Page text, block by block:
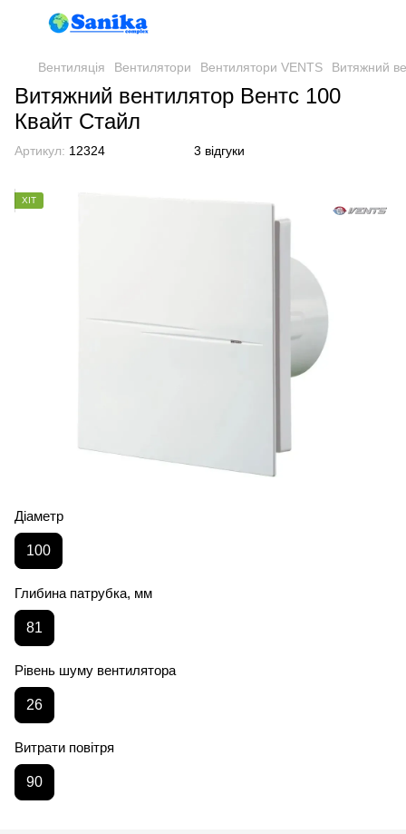
Вентиляція Вентилятори Вентилятори VENTS Витяжний
Витяжний вентилятор Вентс 100
Квайт Стайл
Артикул: 12324 3 відгуки
ХІТ
Діаметр
100
Глибина патрубка, мм
81
Рівень шуму вентилятора
26
Витрати повітря
90